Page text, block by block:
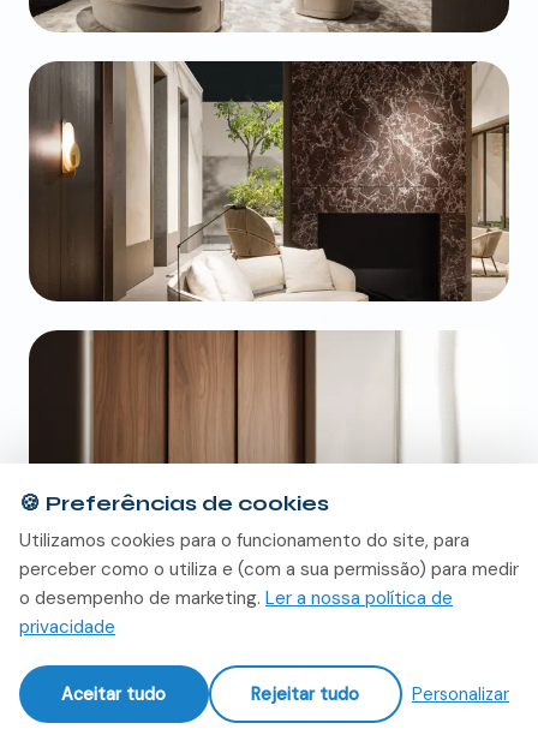
🍪 Preferências de cookies
Utilizamos cookies para o funcionamento do site, para
perceber como o utiliza e (com a sua permissão) para medir
o desempenho de marketing. Ler a nossa política de
privacidade
Aceitar tudo Rejeitar tudo Personalizar